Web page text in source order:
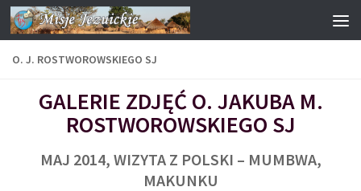
Przejdź do treści
O. J. ROSTWOROWSKIEGO SJ
GALERIE ZDJĘĆ O. JAKUBA M.
ROSTWOROWSKIEGO SJ
MAJ 2014, WIZYTA Z POLSKI – MUMBWA,
MAKUNKU